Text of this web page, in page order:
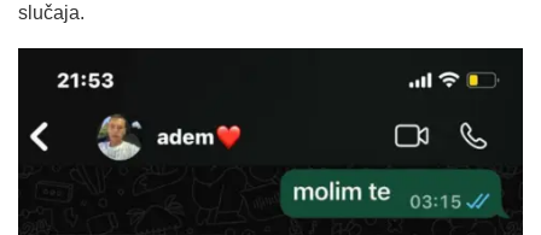
slučaja.